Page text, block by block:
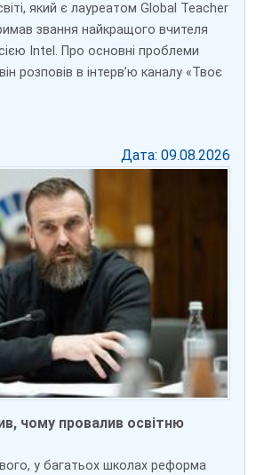
який є лауреатом Global Teacher
звання найкращого вчителя
Intel. Про основні проблеми
розповів в інтерв’ю каналу «Твоє
Дата: 09.08.2026
чому провалив освітню
у багатьох школах реформа